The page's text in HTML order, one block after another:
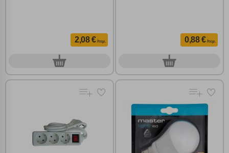
2,08 € /τεμ.
0τεμ.
0,88 € /τεμ.
0τεμ.